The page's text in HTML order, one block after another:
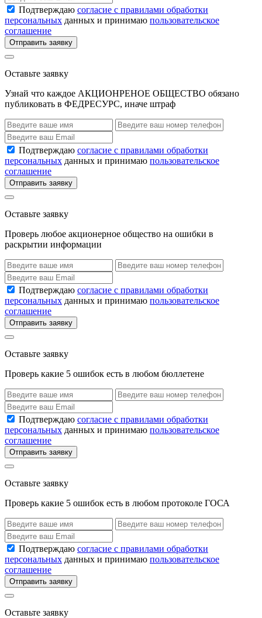
Подтверждаю согласие с правилами обработки
персональных данных и принимаю пользовательское
соглашение
Отправить заявку
Оставьте заявку
Узнай что каждое АКЦИОНРЕНОЕ ОБЩЕСТВО обязано
публиковать в ФЕДРЕСУРС, иначе штраф
Подтверждаю согласие с правилами обработки
персональных данных и принимаю пользовательское
соглашение
Отправить заявку
Оставьте заявку
Проверь любое акционерное общество на ошибки в
раскрытии информации
Подтверждаю согласие с правилами обработки
персональных данных и принимаю пользовательское
соглашение
Отправить заявку
Оставьте заявку
Проверь какие 5 ошибок есть в любом бюллетене
Подтверждаю согласие с правилами обработки
персональных данных и принимаю пользовательское
соглашение
Отправить заявку
Оставьте заявку
Проверь какие 5 ошибок есть в любом протоколе ГОСА
Подтверждаю согласие с правилами обработки
персональных данных и принимаю пользовательское
соглашение
Отправить заявку
Оставьте заявку